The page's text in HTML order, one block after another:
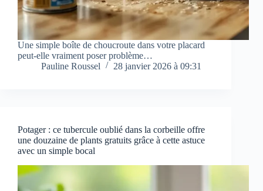
Une simple boîte de choucroute dans votre placard
peut-elle vraiment poser problème…
Pauline Roussel
28 janvier 2026 à 09:31
Potager : ce tubercule oublié dans la corbeille offre
une douzaine de plants gratuits grâce à cette astuce
avec un simple bocal